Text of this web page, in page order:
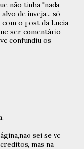
não tinha "nada
de inveja... só
o post da Lucia
ser comentário
confundiu os
sei se vc
mas na